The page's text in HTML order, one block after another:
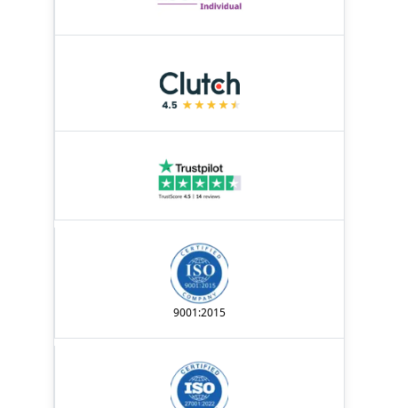
9001:2015